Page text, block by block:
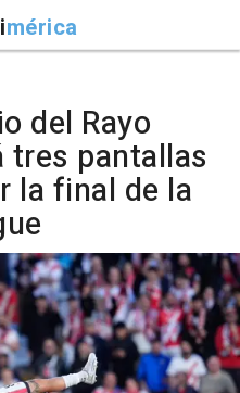
mérica
del Rayo
tres pantallas
la final de la